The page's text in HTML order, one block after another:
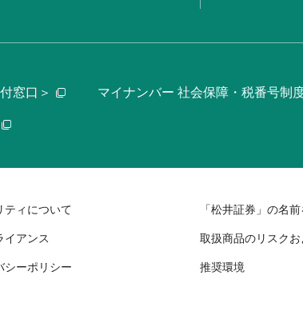
窓口＞ マイナンバー 社会保障・税番号制
ティについて 「松井証券」の名
イアンス 取扱商品のリスク
シーポリシー 推奨環境